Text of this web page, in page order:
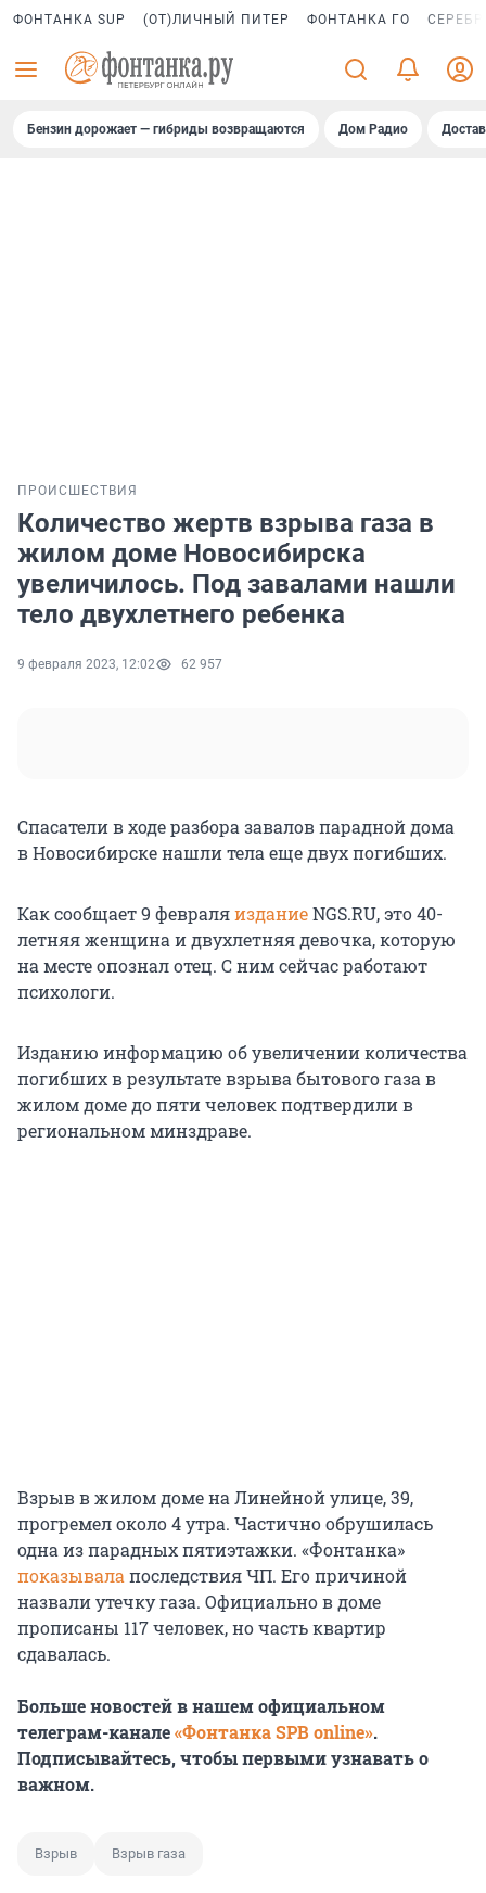
ФОНТАНКА SUP (ОТ)ЛИЧНЫЙ ПИТЕР ФОНТАНКА ГО
Бензин дорожает — гибриды возвращаются Дом Радио
ПРОИСШЕСТВИЯ
Количество жертв взрыва газа в
жилом доме Новосибирска
увеличилось. Под завалами нашли
тело двухлетнего ребенка
9 февраля 2023, 12:02 62 957
Спасатели в ходе разбора завалов парадной дома
в Новосибирске нашли тела еще двух погибших.
Как сообщает 9 февраляизданиеNGS.RU, это 40-
летняя женщина и двухлетняя девочка, которую
на месте опознал отец. С ним сейчас работают
психологи.
Изданию информацию об увеличении количества
погибших в результате взрыва бытового газа в
жилом доме до пяти человек подтвердили в
региональном минздраве.
Взрыв в жилом доме на Линейной улице, 39,
прогремел около 4 утра. Частично обрушилась
одна из парадных пятиэтажки. «Фонтанка»
показывала последствия ЧП. Его причиной
назвали утечку газа. Официально в доме
прописаны 117 человек, но часть квартир
сдавалась.
Больше новостей в нашем официальном
телеграм-канале«Фонтанка SPB online».
Подписывайтесь, чтобы первыми узнавать о
важном.
Взрыв Взрыв газа